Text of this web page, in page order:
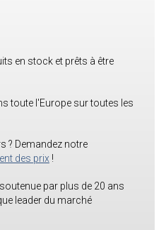
en stock et prêts à être
toute l'Europe sur toutes les
? Demandez notre
des prix!
par plus de 20 ans
leader du marché